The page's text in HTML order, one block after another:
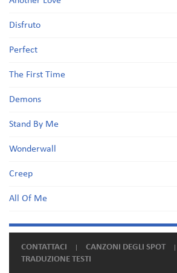
Disfruto
Perfect
The First Time
Demons
Stand By Me
Wonderwall
Creep
All Of Me
CONTATTACI
CANZONI DEGLI SPOT
TRADUZIONE TESTI